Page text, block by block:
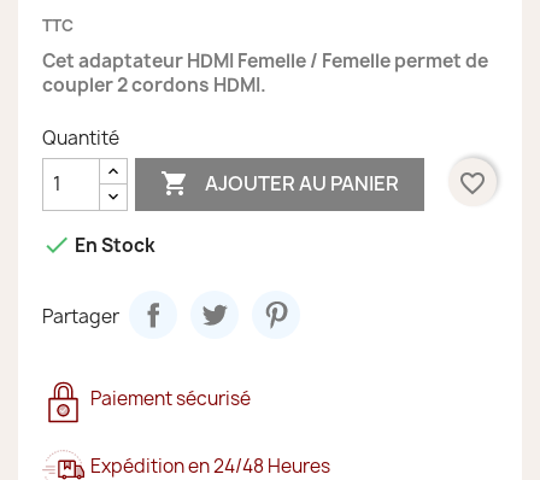
TTC
Cet adaptateur HDMI Femelle / Femelle permet de
coupler 2 cordons HDMI.
Quantité
 AJOUTER AU PANIER favorite_border
 En Stock
Partager
Paiement sécurisé
Expédition en 24/48 Heures